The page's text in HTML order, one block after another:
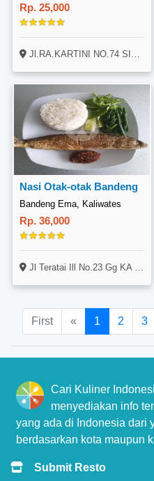
Rp. 25,000
Jl.RA.KARTINI NO.74 SIDOMORO GRESIK
Nasi Otak-otak Bandeng
Bandeng Ema, Kaliwates
Rp. 36,000
Jl Teratai Ill No.23 Gg KA Timur (Depan Samsat Teratai) Lingkungan Condro Kaliwates Jember Jawa Timur
First « 1 2 3
Cari Kuliner
menyediakan info
yang ada di Indonesia dari
berdasarkan kota maupun
Submit Resto